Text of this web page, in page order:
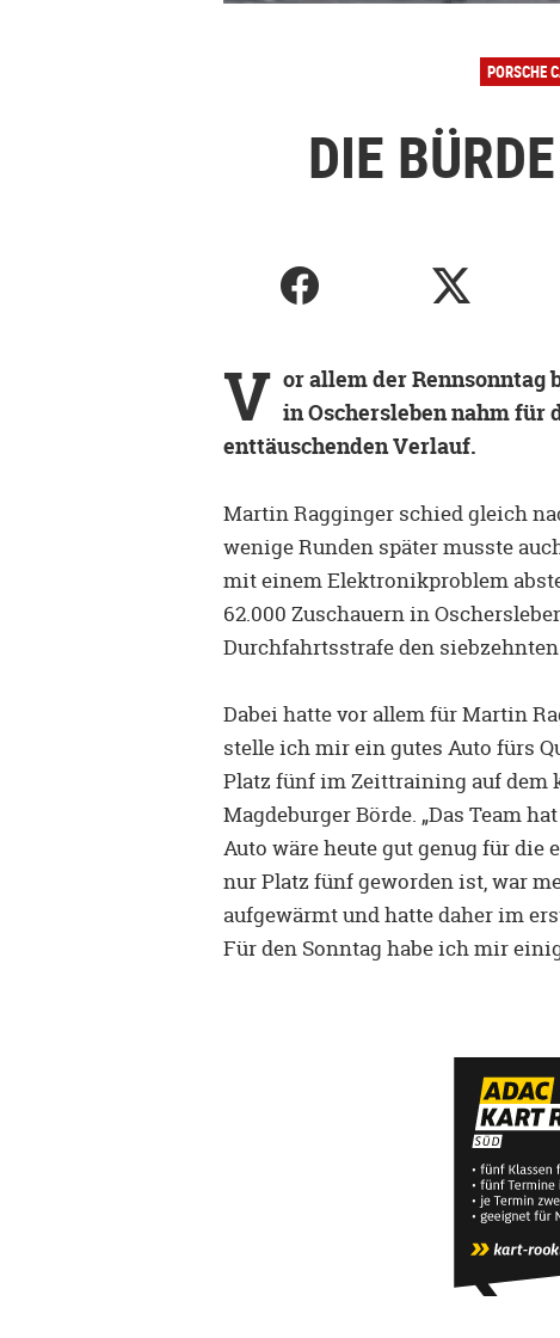
PORSCHE
DIE
V or allem der Rennsonntag
in Oschersleben nahm für
enttäuschenden Verlauf.
Martin Ragginger schied gleich
wenige Runden später musste
mit einem Elektronikproblem
62.000 Zuschauern in
Durchfahrtsstrafe den
Dabei hatte vor allem für Martin
stelle ich mir ein gutes Auto fürs
Platz fünf im Zeittraining auf dem
Magdeburger Börde. „Das Team
Auto wäre heute gut genug für die
nur Platz fünf geworden ist, war
aufgewärmt und hatte daher im
Für den Sonntag habe ich mir